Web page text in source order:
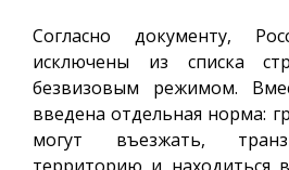
Согласно документу,
исключены из списка
безвизовым режимом.
введена отдельная норма:
могут въезжать,